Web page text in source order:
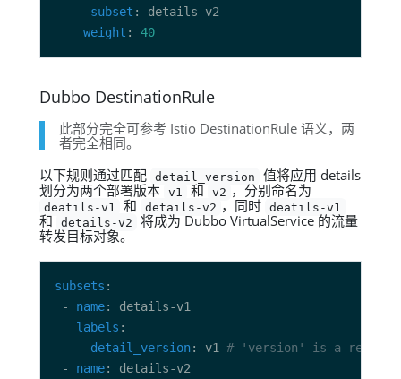
subset
weight : 40
Dubbo DestinationRule
此部分完全可参考 Istio DestinationRule 语义，两
者完全相同。
以下规则通过匹配
detail_version
值将应用 details
划分为两个部署版本
v1 和 v2 ，分别命名为
deatils-v1 和 details-v2 ，同时 deatils-v1
和 details-v2
将成为 Dubbo VirtualService 的流量
转发目标对象。
subsets
- name
labels
detail_version: v1 # 'version' is a
- name